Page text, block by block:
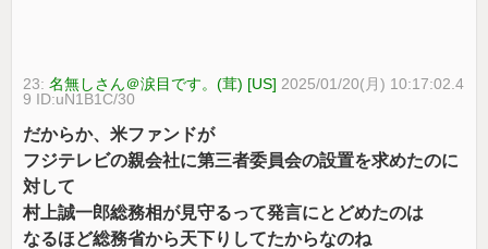
23:名無しさん＠涙目です。(茸) [US] 2025/01/20(月) 10:17:02.4
9 ID:uN1B1C/30
だからか、米ファンドが
フジテレビの親会社に第三者委員会の設置を求めたのに
対して
村上誠一郎総務相が見守るって発言にとどめたのは
なるほど総務省から天下りしてたからなのね